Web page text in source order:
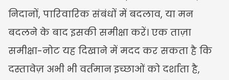
निदानों, पारिवारिक संबंधों में बदलाव, या मन
बदलने के बाद इसकी समीक्षा करें। एक ताज़ा
समीक्षा-नोट यह दिखाने में मदद कर सकता है कि
दस्तावेज़ अभी भी वर्तमान इच्छाओं को दर्शाता है,